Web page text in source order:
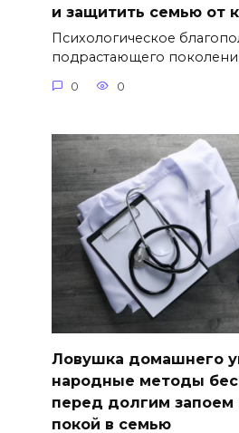
и защитить семью от
Психологическое
подрастающего
0 0
Ловушка домашнего
народные методы
перед долгим запоем
покой в семью